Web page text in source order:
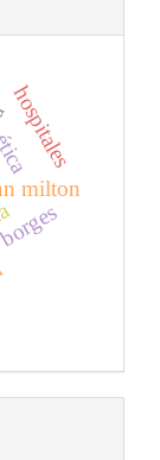
milton
hospitales